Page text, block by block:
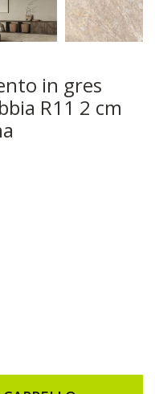
in gres
R11 2 cm